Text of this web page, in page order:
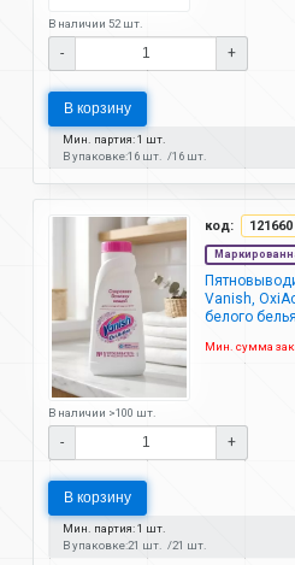
В наличии 52 шт.
- +
В корзину
Мин. партия: 1 шт.
В упаковке:16 шт. 16 шт.
код: 121660
Vanish,
белого
Мин. сумма
В наличии >100 шт.
- +
В корзину
Мин. партия: 1 шт.
В упаковке:21 шт. 21 шт.